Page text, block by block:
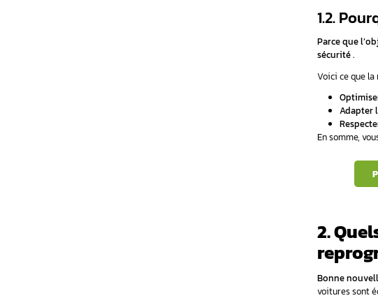
Comment savoir si mon moteur a été
Quels sont les symptômes d’un
Quelle est la durée de vie moyenne
Où se trouve le fusible du calculateur
REPROGRAMMATION MOTEUR